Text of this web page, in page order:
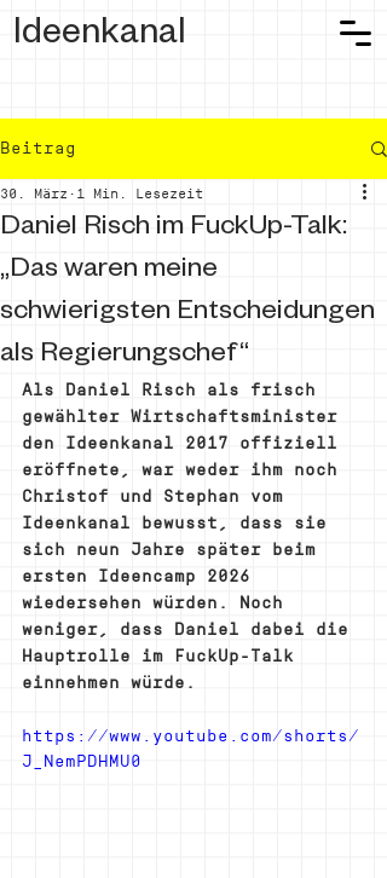
Ideenkanal
Beitrag
Daniel Risch im FuckUp-Talk:
„Das waren meine
schwierigsten Entscheidungen
als Regierungschef“
30. März 1 Min. Lesezeit
Als Daniel Risch als frisch
gewählter Wirtschaftsminister
den Ideenkanal 2017 offiziell
eröffnete, war weder ihm noch
Christof und Stephan vom
Ideenkanal bewusst, dass sie
sich neun Jahre später beim
ersten Ideencamp 2026
wiedersehen würden. Noch
weniger, dass Daniel dabei die
Hauptrolle im FuckUp-Talk
einnehmen würde.
https://www.youtube.com/shorts/
J_NemPDHMU0